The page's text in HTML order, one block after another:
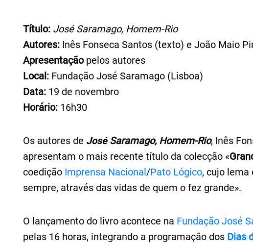
Título: José Saramago, Homem-Rio
Autores: Inês Fonseca Santos (texto) e João Maio
Apresentação pelos autores
Local: Fundação José Saramago (Lisboa)
Data: 19 de novembro
Horário: 16h30
Os autores de José Saramago, Homem-Rio, Inês
apresentam o mais recente título da colecção «
coedição Imprensa Nacional/Pato Lógico, cujo lema
sempre, através das vidas de quem o fez grande».
O lançamento do livro acontece na Fundação José
pelas 16 horas, integrando a programação dos Dias